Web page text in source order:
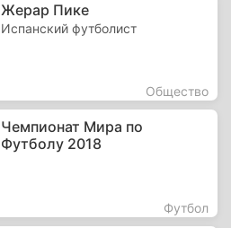
Жерар Пике
Испанский футболист
Общество
Чемпионат Мира по
Футболу 2018
Футбол